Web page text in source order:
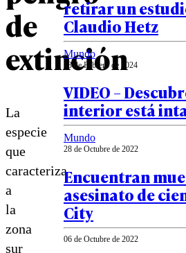
de
extinción
La
especie
que
caracteriza
a
la
zona
sur
retirar un
Claudio Hetz
Mundo
13 de Febrero de 2024
VIDEO –
interior está
Mundo
28 de Octubre de 2022
Encuentran
asesinato de
City
06 de Octubre de 2022